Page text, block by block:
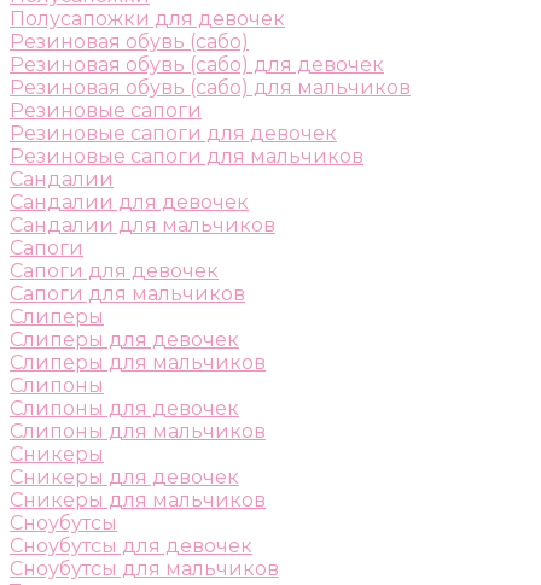
Полусапожки для девочек
Резиновая обувь (сабо)
Резиновая обувь (сабо) для девочек
Резиновая обувь (сабо) для мальчиков
Резиновые сапоги
Резиновые сапоги для девочек
Резиновые сапоги для мальчиков
Сандалии
Сандалии для девочек
Сандалии для мальчиков
Сапоги
Сапоги для девочек
Сапоги для мальчиков
Слиперы
Слиперы для девочек
Слиперы для мальчиков
Слипоны
Слипоны для девочек
Слипоны для мальчиков
Сникеры
Сникеры для девочек
Сникеры для мальчиков
Сноубутсы
Сноубутсы для девочек
Сноубутсы для мальчиков